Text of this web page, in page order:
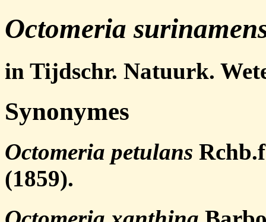
Octomeria
in Tijdschr. Natuurk.
Synonymes
Octomeria petulans
(1859).